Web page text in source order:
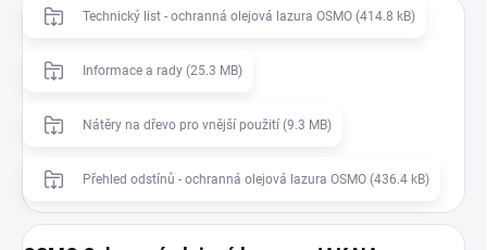
Technický list - ochranná olejová lazura OSMO (414.8 kB)
Informace a rady (25.3 MB)
Nátěry na dřevo pro vnější použití (9.3 MB)
Přehled odstínů - ochranná olejová lazura OSMO (436.4 kB)